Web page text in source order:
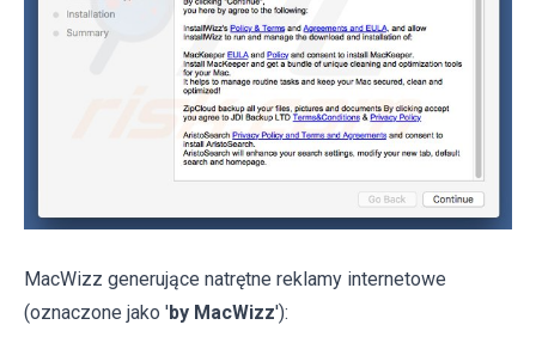
MacWizz generujące natrętne reklamy internetowe
(oznaczone jako 'by MacWizz'):